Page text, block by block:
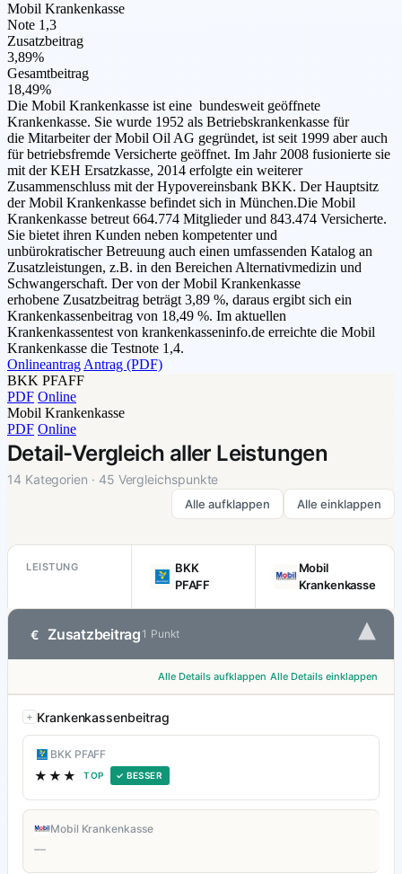
Mobil Krankenkasse
Note 1,3
Zusatzbeitrag
3,89%
Gesamtbeitrag
18,49%
Die Mobil Krankenkasse ist eine bundesweit geöffnete
Krankenkasse. Sie wurde 1952 als Betriebskrankenkasse für
die Mitarbeiter der Mobil Oil AG gegründet, ist seit 1999 aber auch
für betriebsfremde Versicherte geöffnet. Im Jahr 2008 fusionierte sie
mit der KEH Ersatzkasse, 2014 erfolgte ein weiterer
Zusammenschluss mit der Hypovereinsbank BKK. Der Hauptsitz
der Mobil Krankenkasse befindet sich in München.Die Mobil
Krankenkasse betreut 664.774 Mitglieder und 843.474 Versicherte.
Sie bietet ihren Kunden neben kompetenter und
unbürokratischer Betreuung auch einen umfassenden Katalog an
Zusatzleistungen, z.B. in den Bereichen Alternativmedizin und
Schwangerschaft. Der von der Mobil Krankenkasse
erhobene Zusatzbeitrag beträgt 3,89 %, daraus ergibt sich ein
Krankenkassenbeitrag von 18,49 %. Im aktuellen
Krankenkassentest von krankenkasseninfo.de erreichte die Mobil
Krankenkasse die Testnote 1,4.
Onlineantrag Antrag (PDF)
BKK PFAFF
PDF Online
Mobil Krankenkasse
PDF Online
Detail-Vergleich aller Leistungen
14 Kategorien · 45 Vergleichspunkte
Alle aufklappen Alle einklappen
LEISTUNG
BKK
PFAFF
Mobil
Krankenkasse
€ Zusatzbeitrag 1 Punkt ▾
Alle Details aufklappen Alle Details einklappen
Krankenkassenbeitrag
BKK PFAFF
★★★ TOP ✓ BESSER
Mobil Krankenkasse
—